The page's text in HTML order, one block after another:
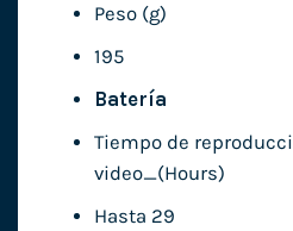
Peso (g)
195
Batería
Tiempo de
video_(Hours)
Hasta 29